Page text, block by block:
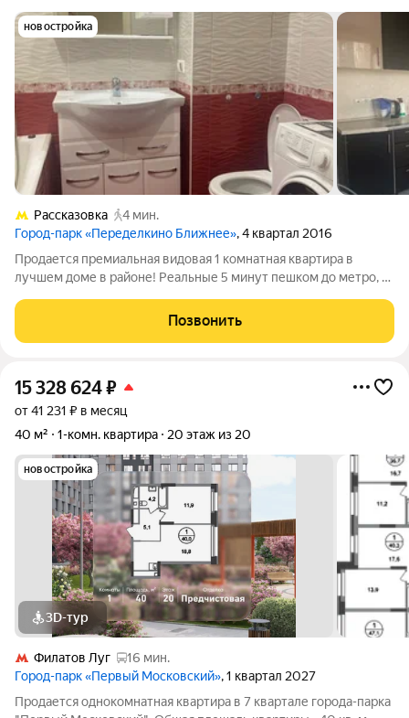
новостройка
Рассказовка
4 мин.
Город-парк «Переделкино Ближнее», 4 квартал 2016
Продается премиальная видовая 1 комнатная квартира в
лучшем доме в районе! Реальные 5 минут пешком до метро, с
Кухня - более 10 метров (такая кухня только в 2-х домах
микрорайона)! Огромная комната
Позвонить
15 328 624₽
от 41 231 ₽ в месяц
40 м²
1-комн. квартира 20 этаж из 20
новостройка
3D-тур
Филатов Луг
16 мин.
Город-парк «Первый Московский», 1 квартал 2027
Продается однокомнатная квартира в 7 квартале города-парка